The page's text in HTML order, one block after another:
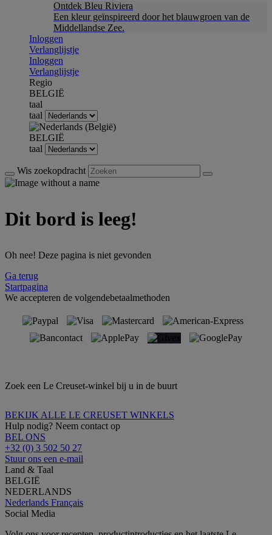
Ontdek Bleu Riviera
Een kleur geïnspireerd door het blauwgroen van de
Middellandse Zee.
Inloggen
Verlanglijstje
Inloggen
Verlanglijstje
Regio
BELGIË
taal
taal
BELGIË
taal
Wis zoekopdracht
Dit bord is leeg!
Oh nee! Deze pagina is niet gevonden
Ga terug
Startpagina
We accepteren de volgendebetaalmethoden
Zoek een Le Creuset-winkel bij u in de buurt
BEKIJK ALLE LE CREUSET WINKELS
Hulp nodig? Neem contact op
BEL ONS
+32 (0) 3 502 50 27
Stuur ons een e-mail
Land & Taal
BELGIË
NEDERLANDS
Nederlands Français
Social Media